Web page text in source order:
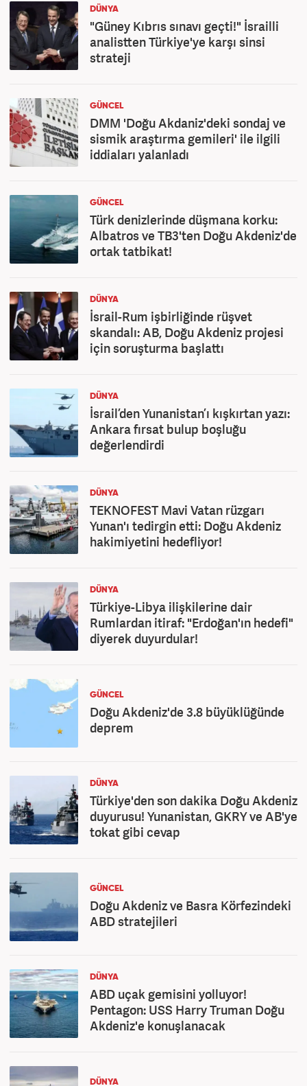
DÜNYA
"Güney Kıbrıs sınavı geçti!" İsrailli
analistten Türkiye'ye karşı sinsi
strateji
GÜNCEL
DMM 'Doğu Akdaniz'deki sondaj ve
sismik araştırma gemileri' ile ilgili
iddiaları yalanladı
GÜNCEL
Türk denizlerinde düşmana korku:
Albatros ve TB3'ten Doğu Akdeniz'de
ortak tatbikat!
DÜNYA
İsrail-Rum işbirliğinde rüşvet
skandalı: AB, Doğu Akdeniz projesi
için soruşturma başlattı
DÜNYA
İsrail’den Yunanistan’ı kışkırtan yazı:
Ankara fırsat bulup boşluğu
değerlendirdi
DÜNYA
TEKNOFEST Mavi Vatan rüzgarı
Yunan'ı tedirgin etti: Doğu Akdeniz
hakimiyetini hedefliyor!
DÜNYA
Türkiye-Libya ilişkilerine dair
Rumlardan itiraf: "Erdoğan'ın hedefi"
diyerek duyurdular!
GÜNCEL
Doğu Akdeniz'de 3.8 büyüklüğünde
deprem
DÜNYA
Türkiye'den son dakika Doğu Akdeniz
duyurusu! Yunanistan, GKRY ve AB'ye
tokat gibi cevap
GÜNCEL
Doğu Akdeniz ve Basra Körfezindeki
ABD stratejileri
DÜNYA
ABD uçak gemisini yolluyor!
Pentagon: USS Harry Truman Doğu
Akdeniz'e konuşlanacak
DÜNYA